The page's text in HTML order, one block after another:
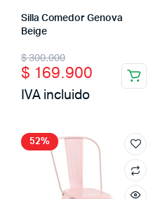
Silla Comedor Genova
Beige
$300.000
Original
price
was:
$ 300.000.
$ 169.900
Current
price
is:
$ 169.900.
IVA incluido
52%